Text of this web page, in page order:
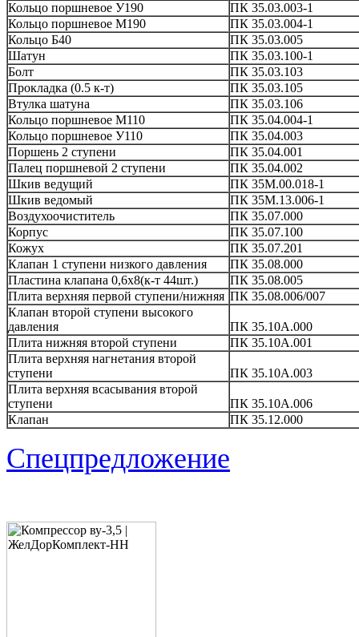
Кольцо поршневое У190
ПК 35.03.003-1
Кольцо поршневое М190
ПК 35.03.004-1
Кольцо Б40
ПК 35.03.005
Шатун
ПК 35.03.100-1
Болт
ПК 35.03.103
Прокладка (0.5 к-т)
ПК 35.03.105
Втулка шатуна
ПК 35.03.106
Кольцо поршневое М110
ПК 35.04.004-1
Кольцо поршневое У110
ПК 35.04.003
Поршень 2 ступени
ПК 35.04.001
Палец поршневой 2 ступени
ПК 35.04.002
Шкив ведущий
ПК 35М.00.018-1
Шкив ведомый
ПК 35М.13.006-1
Воздухоочиститель
ПК 35.07.000
Корпус
ПК 35.07.100
Кожух
ПК 35.07.201
Клапан 1 ступени низкого давления
ПК 35.08.000
Пластина клапана 0,6х8(к-т 44шт.)
ПК 35.08.005
Плита верхняя первой ступени/нижняя ПК 35.08.006/007
Клапан второй ступени высокого
давления
ПК 35.10А.000
Плита нижняя второй ступени
ПК 35.10А.001
Плита верхняя нагнетания второй
ступени
ПК 35.10А.003
Плита верхняя всасывания второй
ступени
ПК 35.10А.006
Клапан
ПК 35.12.000
Спецпредложение